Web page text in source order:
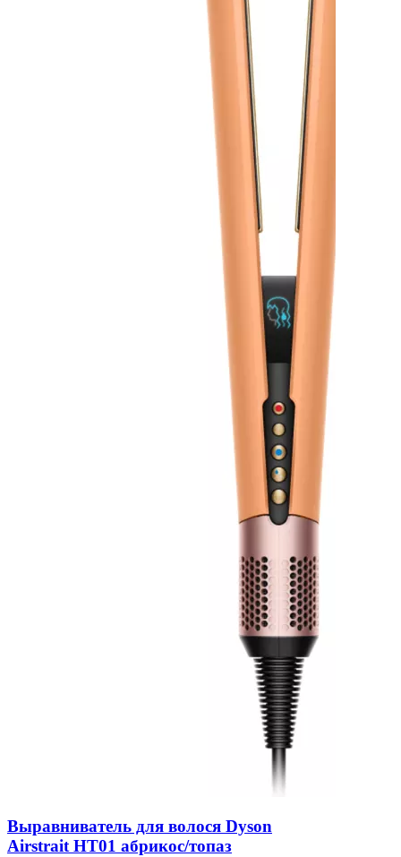
Выравниватель для волося Dyson
Airstrait HT01 абрикос/топаз